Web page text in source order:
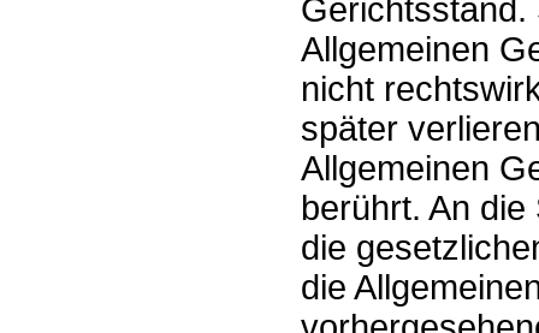
Gerichtsstand.
Allgemeinen
nicht
später
Allgemeinen
berührt. An
die
die